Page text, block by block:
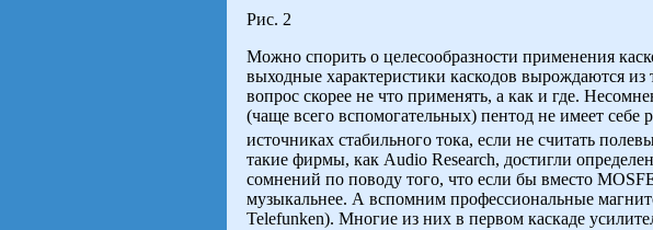
Рис. 2
Можно спорить о целесообразности применения
выходные характеристики каскодов вырождаются
вопрос скорее не что применять, а как и где.
(чаще всего вспомогательных) пентод не имеет
источниках стабильного тока, если не считать
такие фирмы, как Audio Research, достигли
сомнений по поводу того, что если бы вместо
музыкальнее. А вспомним профессиональные
Telefunken). Многие из них в первом каскаде